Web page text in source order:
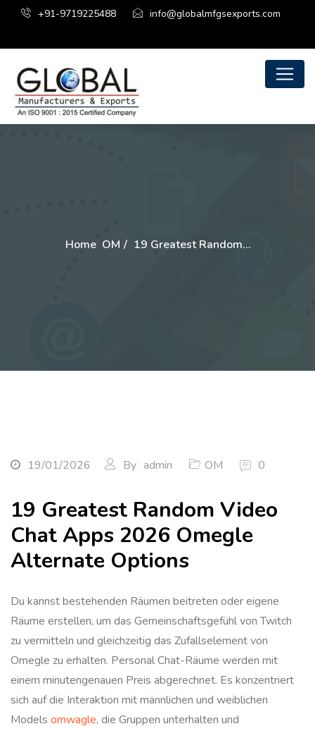
+91-9719225488 info@globalmfgsexports.com
Home OM 19 Greatest Random…
19/01/2026 By admin OM 0
19 Greatest Random Video
Chat Apps 2026 Omegle
Alternate Options
Du kannst bestehenden Räumen beitreten oder eigene
Räume erstellen, um das Gemeinschaftsgefühl von Twitch
zu vermitteln und gleichzeitig das Zufallselement von
Omegle zu erhalten. Personal Chat-Räume werden mit
einem minutengenauen Preis abgerechnet. Es konzentriert
sich auf die Interaktion mit männlichen und weiblichen
Models omwagle, die Gruppen unterhalten und